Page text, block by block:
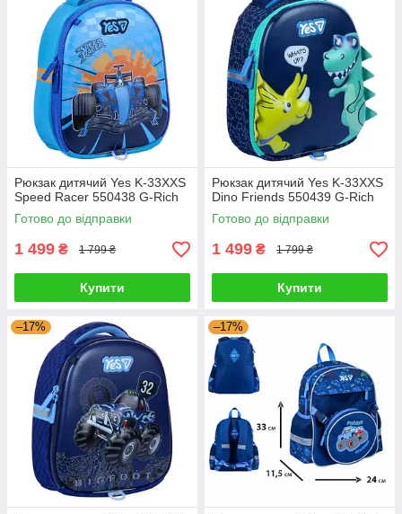
Рюкзак дитячий Yes K-33XXS
Speed Racer 550438 G-Rich
Готово до відправки
1 499 ₴ 1 799 ₴
Купити
Рюкзак дитячий Yes K-33XXS
Dino Friends 550439 G-Rich
Готово до відправки
1 499 ₴ 1 799 ₴
Купити
–17% –17%